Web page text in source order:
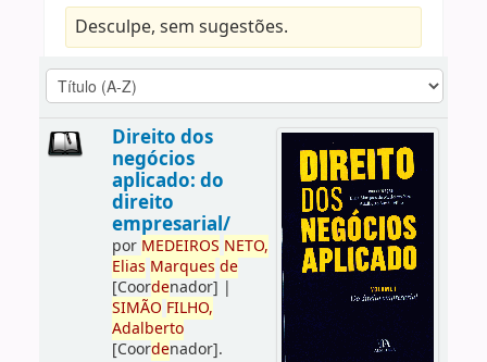
Desculpe, sem sugestões.
Direito dos
negócios
aplicado: do
direito
empresarial/
por MEDEIROS NETO,
Elias Marques de
[Coordenador] |
SIMÃO FILHO,
Adalberto
[Coordenador].